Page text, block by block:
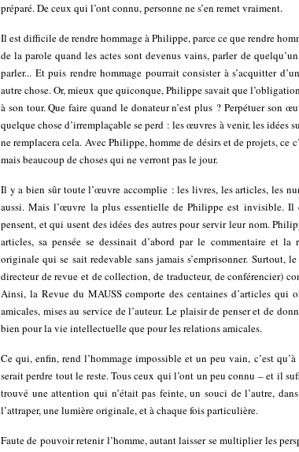
préparé. De ceux qui l’ont connu, personne ne s’en remet vraiment.
Il est difficile de rendre hommage à Philippe, parce ce que rendre
de la parole quand les actes sont devenus vains, parler de
parler... Et puis rendre hommage pourrait consister à s’acquitter
autre chose. Or, mieux que quiconque, Philippe savait que
à son tour. Que faire quand le donateur n’est plus ? Perpétuer son
quelque chose d’irremplaçable se perd : les œuvres à venir, les idées
ne remplacera cela. Avec Philippe, homme de désirs et de projets, ce
mais beaucoup de choses qui ne verront pas le jour.
Il y a bien sûr toute l’œuvre accomplie : les livres, les articles, les
aussi. Mais l’œuvre la plus essentielle de Philippe est invisible.
pensent, et qui usent des idées des autres pour servir leur nom.
articles, sa pensée se dessinait d’abord par le commentaire et la
originale qui se sait redevable sans jamais s’emprisonner. Surtout,
directeur de revue et de collection, de traducteur, de conférencier)
Ainsi, la Revue du MAUSS comporte des centaines d’articles qui
amicales, mises au service de l’auteur. Le plaisir de penser et de
bien pour la vie intellectuelle que pour les relations amicales.
Ce qui, enfin, rend l’hommage impossible et un peu vain, c’est
serait perdre tout le reste. Tous ceux qui l’ont un peu connu – et il
trouvé une attention qui n’était pas feinte, un souci de l’autre,
l’attraper, une lumière originale, et à chaque fois particulière.
Faute de pouvoir retenir l’homme, autant laisser se multiplier les